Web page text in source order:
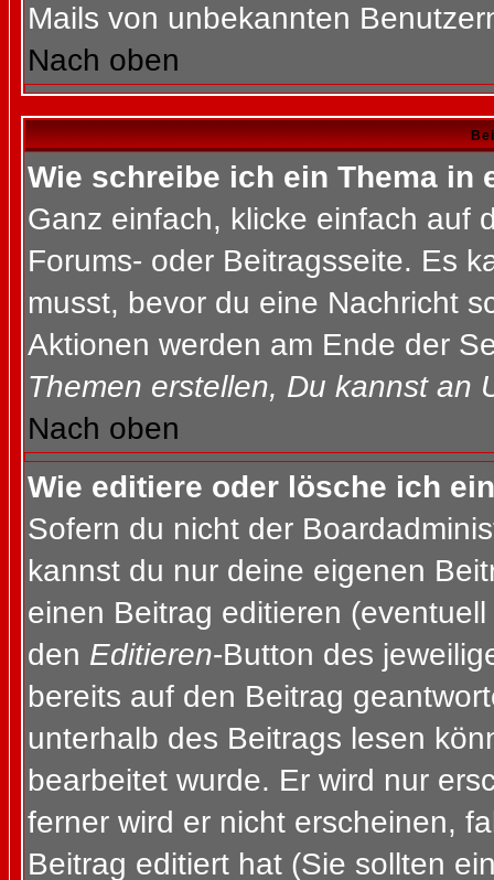
Mails von unbekannten
Nach oben
Wie schreibe ich ein Thema in
Ganz einfach, klicke einfach auf
Forums- oder Beitragsseite. Es
musst, bevor du eine Nachricht
Aktionen werden am Ende der
Themen erstellen, Du kannst an
Nach oben
Wie editiere oder lösche ich
Sofern du nicht der
kannst du nur deine eigenen
einen Beitrag editieren
den Editieren-Button des
bereits auf den Beitrag
unterhalb des Beitrags lesen
bearbeitet wurde. Er wird nur
ferner wird er nicht erscheinen,
Beitrag editiert hat (Sie sollten